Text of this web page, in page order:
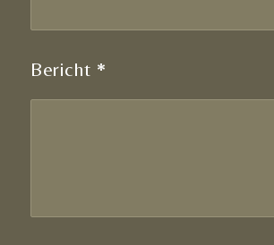
Bericht *